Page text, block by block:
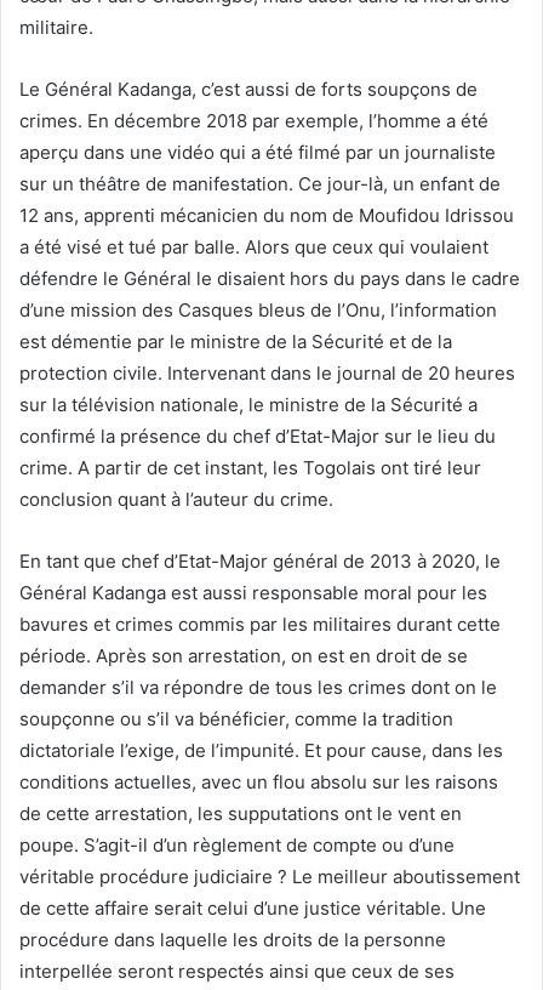
militaire.
Le Général Kadanga, c’est aussi de forts soupçons de
crimes. En décembre 2018 par exemple, l’homme a été
aperçu dans une vidéo qui a été filmé par un journaliste
sur un théâtre de manifestation. Ce jour-là, un enfant de
12 ans, apprenti mécanicien du nom de Moufidou Idrissou
a été visé et tué par balle. Alors que ceux qui voulaient
défendre le Général le disaient hors du pays dans le cadre
d’une mission des Casques bleus de l’Onu, l’information
est démentie par le ministre de la Sécurité et de la
protection civile. Intervenant dans le journal de 20 heures
sur la télévision nationale, le ministre de la Sécurité a
confirmé la présence du chef d’Etat-Major sur le lieu du
crime. A partir de cet instant, les Togolais ont tiré leur
conclusion quant à l’auteur du crime.
En tant que chef d’Etat-Major général de 2013 à 2020, le
Général Kadanga est aussi responsable moral pour les
bavures et crimes commis par les militaires durant cette
période. Après son arrestation, on est en droit de se
demander s’il va répondre de tous les crimes dont on le
soupçonne ou s’il va bénéficier, comme la tradition
dictatoriale l’exige, de l’impunité. Et pour cause, dans les
conditions actuelles, avec un flou absolu sur les raisons
de cette arrestation, les supputations ont le vent en
poupe. S’agit-il d’un règlement de compte ou d’une
véritable procédure judiciaire ? Le meilleur aboutissement
de cette affaire serait celui d’une justice véritable. Une
procédure dans laquelle les droits de la personne
interpellée seront respectés ainsi que ceux de ses